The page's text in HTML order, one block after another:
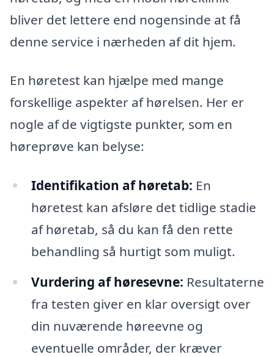
bliver det lettere end nogensinde at få
denne service i nærheden af dit hjem.
En høretest kan hjælpe med mange
forskellige aspekter af hørelsen. Her er
nogle af de vigtigste punkter, som en
høreprøve kan belyse:
Identifikation af høretab: En
høretest kan afsløre det tidlige stadie
af høretab, så du kan få den rette
behandling så hurtigt som muligt.
Vurdering af høresevne: Resultaterne
fra testen giver en klar oversigt over
din nuværende høreevne og
eventuelle områder, der kræver